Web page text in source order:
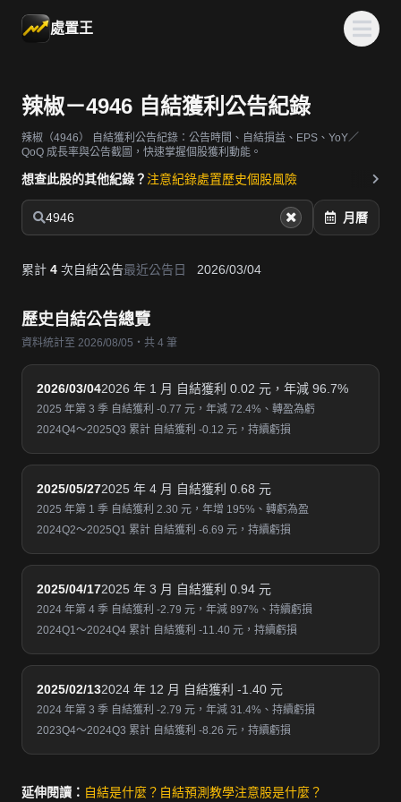
處置王
辣椒－4946 自結獲利公告紀錄
辣椒（4946）
自結獲利公告紀錄：公告時間、自結損益、EPS、YoY／
QoQ 成長率與公告截圖，快速掌握個股獲利動能。
想查此股的其他紀錄？ 注意紀錄處置歷史個股風險
4946 月曆
累計 4 次自結公告最近公告日 2026/03/04
歷史自結公告總覽
資料統計至 2026/08/05・共 4 筆
2026/03/042026 年 1 月 自結獲利 0.02 元，年減 96.7%
2025 年第 3 季 自結獲利 -0.77 元，年減 72.4%、轉盈為虧
2024Q4～2025Q3 累計 自結獲利 -0.12 元，持續虧損
2025/05/272025 年 4 月 自結獲利 0.68 元
2025 年第 1 季 自結獲利 2.30 元，年增 195%、轉虧為盈
2024Q2～2025Q1 累計 自結獲利 -6.69 元，持續虧損
2025/04/172025 年 3 月 自結獲利 0.94 元
2024 年第 4 季 自結獲利 -2.79 元，年減 897%、持續虧損
2024Q1～2024Q4 累計 自結獲利 -11.40 元，持續虧損
2025/02/132024 年 12 月 自結獲利 -1.40 元
2024 年第 3 季 自結獲利 -2.79 元，年減 31.4%、持續虧損
2023Q4～2024Q3 累計 自結獲利 -8.26 元，持續虧損
延伸閱讀： 自結是什麼？ 自結預測教學注意股是什麼？